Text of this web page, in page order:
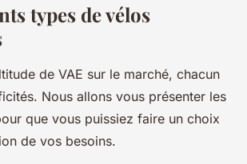
types de vélos
de VAE sur le marché, chacun
Nous allons vous présenter les
que vous puissiez faire un choix
de vos besoins.